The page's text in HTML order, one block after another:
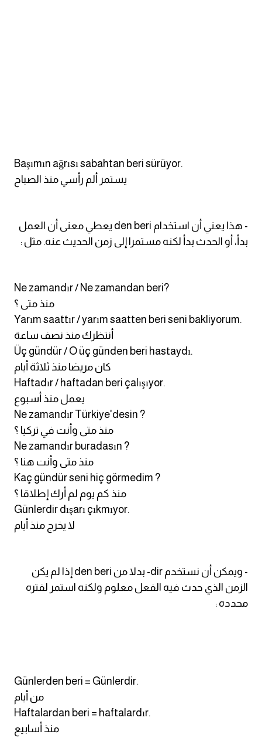
كلمات بحرف e
كلمات بحرف h
كلمات بحرف p
كلمات بحرف q
Başımın ağrısı sabahtan beri sürüyor.
يستمر ألم رأسي منذ الصباح
- هذا يعني أن استخدام den beri يعطي معنى أن العمل
بدأ، أو الحدث بدأ لكنه مستمرا إلى زمن الحديث عنه. مثل :
Ne zamandır / Ne zamandan beri?
منذ متى ؟
Yarım saattır / yarım saatten beri seni bakliyorum.
أنتظرك منذ نصف ساعة
Üç gündür / O üç günden beri hastaydı.
كان مريضا منذ ثلاثة أيام
Haftadır / haftadan beri çalışıyor.
يعمل منذ أسبوع
Ne zamandır Türkiye'desin ?
منذ متى وأنت في تركيا ؟
Ne zamandır buradasın ?
منذ متى وأنت هنا ؟
Kaç gündür seni hiç görmedim ?
منذ كم يوم لم أرك إطلاقا ؟
Günlerdir dışarı çıkmıyor.
لا يخرج منذ أيام
- ويمكن أن نستخدم dir- بدلا من den beri إذا لم يكن
الزمن الذي حدث فيه الفعل معلوم ولكنه استمر لفتره
محدده :
Günlerden beri = Günlerdir.
من أيام
Haftalardan beri = haftalardır.
منذ أسابيع